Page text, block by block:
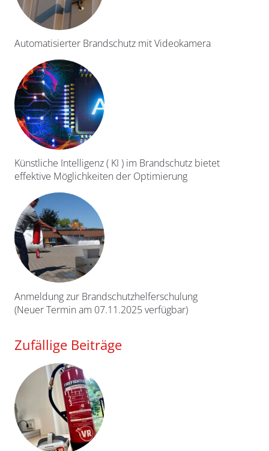
Automatisierter Brandschutz mit Videokamera
Künstliche Intelligenz ( KI ) im Brandschutz bietet
effektive Möglichkeiten der Optimierung
Anmeldung zur Brandschutzhelferschulung
(Neuer Termin am 07.11.2025 verfügbar)
Zufällige Beiträge